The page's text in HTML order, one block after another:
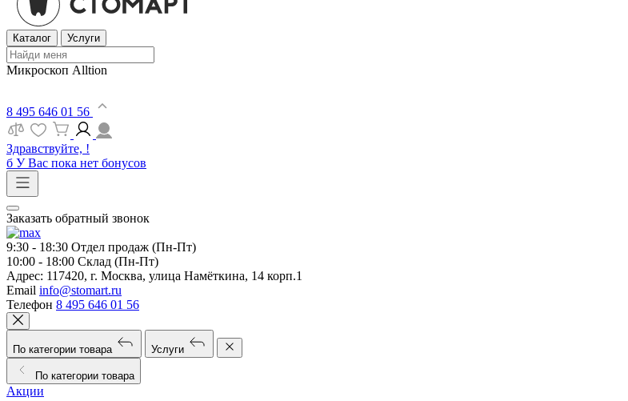
Каталог Услуги
Микроскоп Alltion
8 495 646 01 56
Здравствуйте, !
б У Вас пока нет бонусов
Заказать обратный звонок
9:30 - 18:30 Отдел продаж (Пн-Пт)
10:00 - 18:00 Склад (Пн-Пт)
Адрес: 117420, г. Москва, улица Намёткина, 14 корп.1
Email info@stomart.ru
Телефон 8 495 646 01 56
По категории товара Услуги
По категории товара
Акции